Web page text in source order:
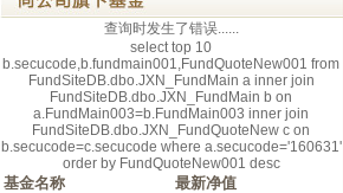
查询时发生了错误......
select top 10
b.secucode,b.fundmain001,FundQuoteNew001 from
FundSiteDB.dbo.JXN_FundMain a inner join
FundSiteDB.dbo.JXN_FundMain b on
a.FundMain003=b.FundMain003 inner join
FundSiteDB.dbo.JXN_FundQuoteNew c on
b.secucode=c.secucode where a.secucode='160631'
order by FundQuoteNew001 desc
基金名称 最新净值